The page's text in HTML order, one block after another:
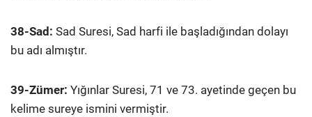
38-Sad: Sad Suresi, Sad harfi ile başladığından dolayı
bu adı almıştır.
39-Zümer: Yığınlar Suresi, 71 ve 73. ayetinde geçen bu
kelime sureye ismini vermiştir.